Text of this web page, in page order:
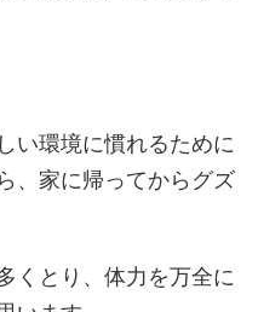
い環境に慣れるために
、家に帰ってからグズ
くとり、体力を万全に